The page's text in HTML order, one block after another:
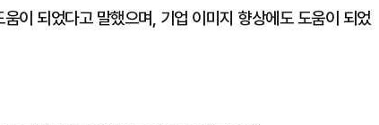
이 되었다고 말했으며, 기업 이미지 향상에도 도움이 되었